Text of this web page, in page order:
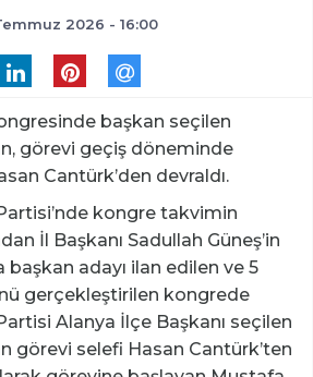
2026 - 16:00
başkan seçilen
görevi geçiş döneminde
Cantürk’den devraldı.
kongre takvimin
İl Başkanı Sadullah Güneş’in
başkan adayı ilan edilen ve 5
gerçekleştirilen kongrede
Alanya İlçe Başkanı seçilen
görevi selefi Hasan Cantürk’ten